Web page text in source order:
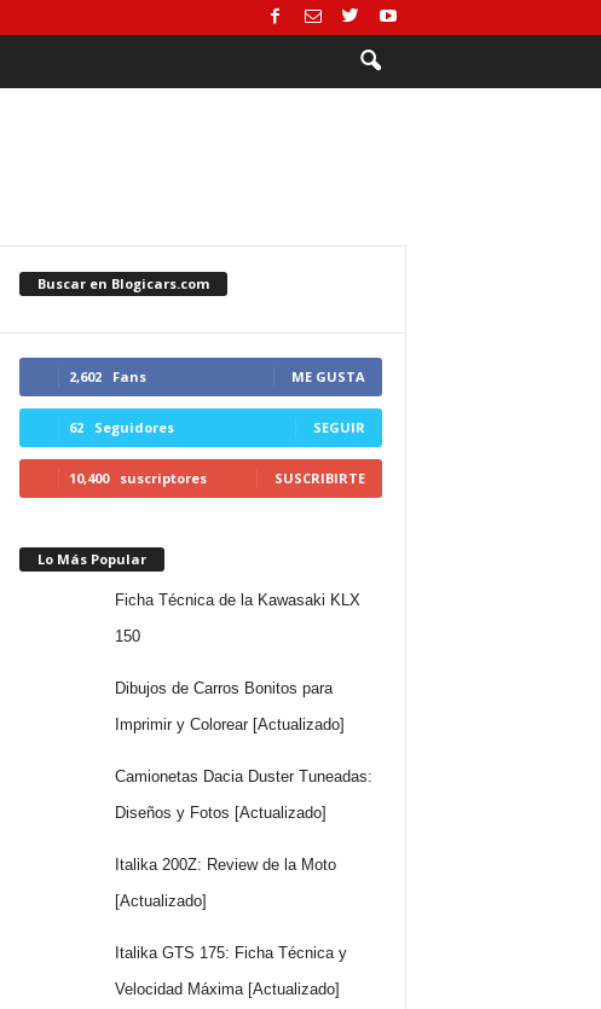
Buscar en Blogicars.com
2,602 Fans ME GUSTA
62 Seguidores SEGUIR
10,400 suscriptores SUSCRIBIRTE
Lo Más Popular
Ficha Técnica de la Kawasaki KLX
150
Dibujos de Carros Bonitos para
Imprimir y Colorear [Actualizado]
Camionetas Dacia Duster Tuneadas:
Diseños y Fotos [Actualizado]
Italika 200Z: Review de la Moto
[Actualizado]
Italika GTS 175: Ficha Técnica y
Velocidad Máxima [Actualizado]